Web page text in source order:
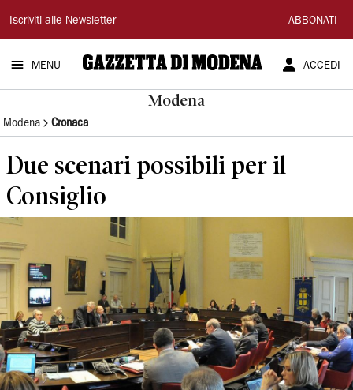
Gazzetta
di
Modena
Iscriviti alle Newsletter ABBONATI
MENU ACCEDI
Modena
Modena Cronaca
Due scenari possibili per il
Consiglio